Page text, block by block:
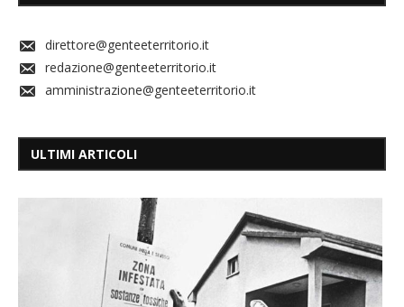
direttore@genteeterritorio.it
redazione@genteeterritorio.it
amministrazione@genteeterritorio.it
ULTIMI ARTICOLI